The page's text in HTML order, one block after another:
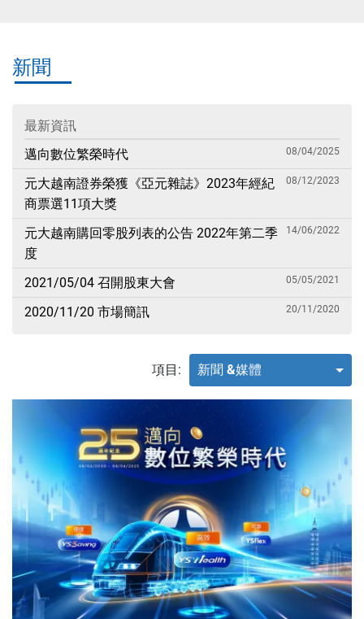
新聞
最新資訊
邁向數位繁榮時代
08/04/2025
元大越南證券榮獲《亞元雜誌》2023年經紀
商票選11項大獎
08/12/2023
元大越南購回零股列表的公告 2022年第二季
度
14/06/2022
2021/05/04 召開股東大會 05/05/2021
2020/11/20 市場簡訊 20/11/2020
項目: 新聞 &媒體